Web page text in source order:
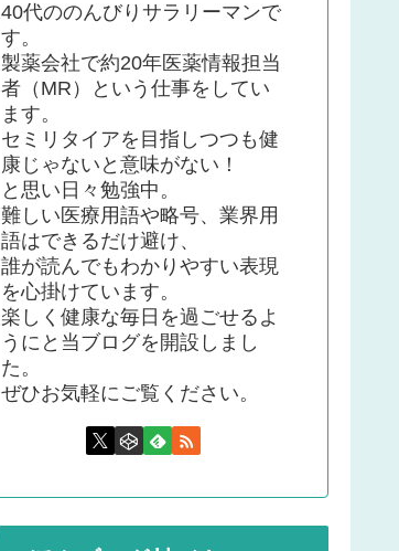
40代ののんびりサラリーマンで
す。
製薬会社で約20年医薬情報担当
者（MR）という仕事をしてい
ます。
セミリタイアを目指しつつも健
康じゃないと意味がない！
と思い日々勉強中。
難しい医療用語や略号、業界用
語はできるだけ避け、
誰が読んでもわかりやすい表現
を心掛けています。
楽しく健康な毎日を過ごせるよ
うにと当ブログを開設しまし
た。
ぜひお気軽にご覧ください。